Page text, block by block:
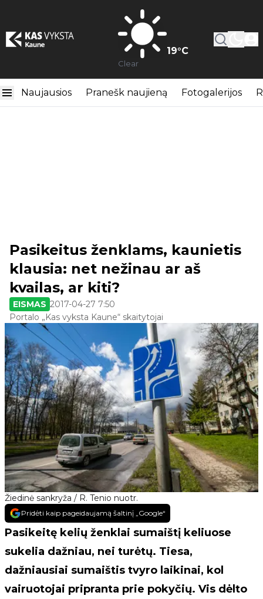
19°C
Clear
Naujausios Pranešk naujieną Fotogalerijos
Žiedinė sankryža / R. Tenio nuotr.
Pasikeitus ženklams, kaunietis
klausia: net nežinau ar aš
kvailas, ar kiti?
EISMAS 2017-04-27 7:50
Portalo „Kas vyksta Kaune“ skaitytojai
Pridėti kaip pageidaujamą šaltinį „Google“
Pasikeitę kelių ženklai sumaištį keliuose
sukelia dažniau, nei turėtų. Tiesa,
dažniausiai sumaištis tvyro laikinai, kol
vairuotojai pripranta prie pokyčių. Vis dėlto